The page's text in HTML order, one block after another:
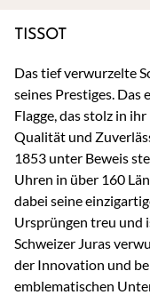
TISSOT
Das tief verwurzelte
seines Prestiges. Das
Flagge, das stolz in
Qualität und
1853 unter Beweis
Uhren in über 160
dabei seine
Ursprüngen treu und
Schweizer Juras
der Innovation und
emblematischen